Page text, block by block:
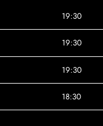
19:30
19:30
19:30
18:30